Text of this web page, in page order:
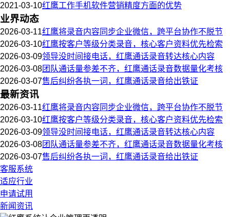
2021-03-10红鹰工作手机软件营销精度方面的优势
业界动态
2026-03-11红鹰将录音内容同步企业微信，跨平台协作不脱节
2026-03-10红鹰按客户等级分类录音，核心客户资料优先检索
2026-03-09领导没时间接电话，红鹰通话录音转达核心内容
2026-03-08团队通话量参差不齐，红鹰通话录音数据量化考核
2026-03-07售后纠纷各执一词，红鹰通话录音给出铁证
最新资讯
2026-03-11红鹰将录音内容同步企业微信，跨平台协作不脱节
2026-03-10红鹰按客户等级分类录音，核心客户资料优先检索
2026-03-09领导没时间接电话，红鹰通话录音转达核心内容
2026-03-08团队通话量参差不齐，红鹰通话录音数据量化考核
2026-03-07售后纠纷各执一词，红鹰通话录音给出铁证
客服系统
适应行业
申请试用
新闻资讯